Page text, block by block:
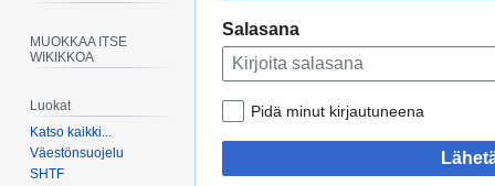
Salasana
Pidä minut kirjautuneena
MUOKKAA ITSE
WIKIKKOA
Luokat
Katso kaikki...
Väestönsuojelu
SHTF